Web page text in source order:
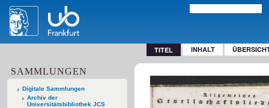
TITEL INHALT
SAMMLUNGEN
Digitale Sammlungen
Archiv der
Universitätsbibliothek JCS